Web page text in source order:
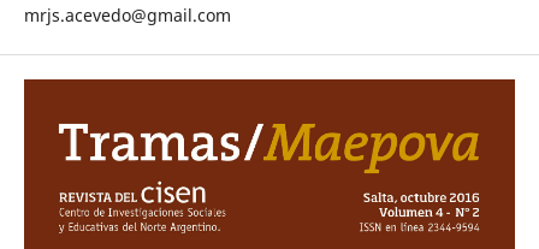
mrjs.acevedo@gmail.com